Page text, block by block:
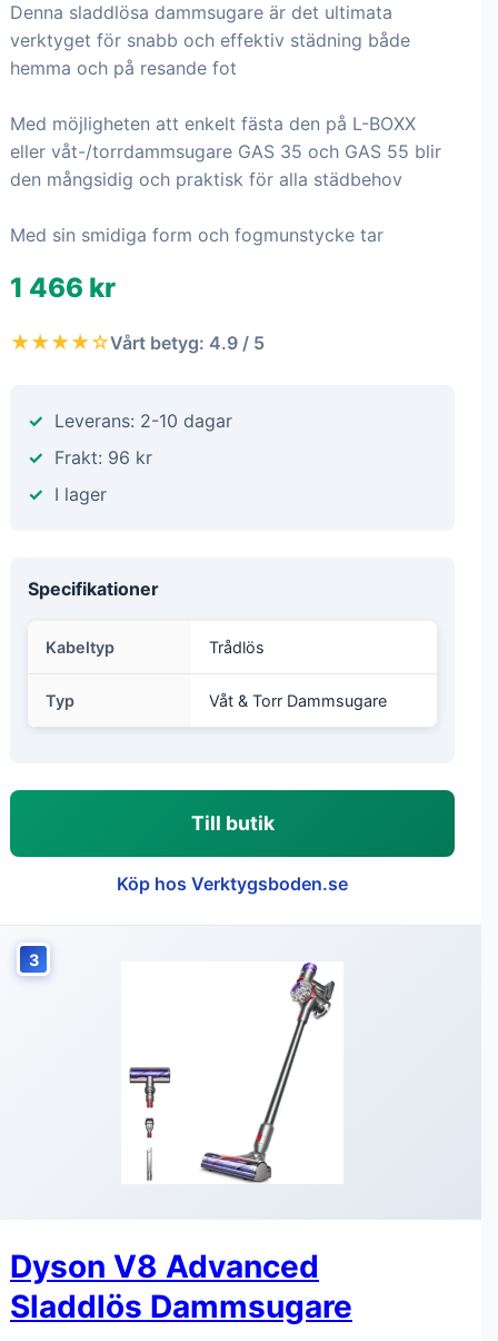
Denna sladdlösa dammsugare är det ultimata
verktyget för snabb och effektiv städning både
hemma och på resande fot
Med möjligheten att enkelt fästa den på L-BOXX
eller våt-/torrdammsugare GAS 35 och GAS 55 blir
den mångsidig och praktisk för alla städbehov
Med sin smidiga form och fogmunstycke tar
1 466 kr
★★★★☆Vårt betyg: 4.9 / 5
Leverans: 2-10 dagar
Frakt: 96 kr
I lager
Specifikationer
Kabeltyp Trådlös
Typ Våt & Torr Dammsugare
Till butik
Köp hos Verktygsboden.se
3
Dyson V8 Advanced
Sladdlös Dammsugare